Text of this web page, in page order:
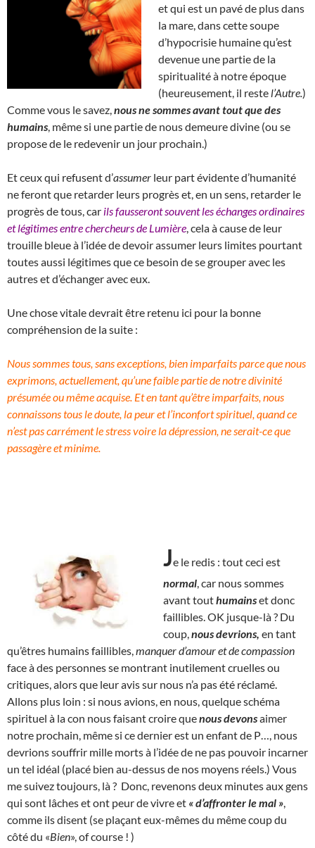
et qui est un pavé de plus dans
la mare, dans cette soupe
d’hypocrisie humaine qu’est
devenue une partie de la
spiritualité à notre époque
(heureusement, il reste l’Autre.)
Comme vous le savez, nous ne sommes avant tout que des
humains , même si une partie de nous demeure divine (ou se
propose de le redevenir un jour prochain.)
Et ceux qui refusent d’assumer leur part évidente d’humanité
ne feront que retarder leurs progrès et, en un sens, retarder le
progrès de tous, car ils fausseront souvent les échanges ordinaires
et légitimes entre chercheurs de Lumière , cela à cause de leur
trouille bleue à l’idée de devoir assumer leurs limites pourtant
toutes aussi légitimes que ce besoin de se grouper avec les
autres et d’échanger avec eux.
Une chose vitale devrait être retenu ici pour la bonne
compréhension de la suite :
Nous sommes tous, sans exceptions, bien imparfaits parce que nous
exprimons, actuellement, qu’une faible partie de notre divinité
présumée ou même acquise. Et en tant qu’être imparfaits, nous
connaissons tous le doute, la peur et l’inconfort spirituel, quand ce
n’est pas carrément le stress voire la dépression, ne serait-ce que
passagère et minime.
Je le redis : tout ceci est
normal , car nous sommes
avant touthumainset donc
faillibles. OK jusque-là ? Du
coup, nous devrions, en tant
qu’êtres humains faillibles, manquer d’amour et de compassion
face à des personnes se montrant inutilement cruelles ou
critiques, alors que leur avis sur nous n’a pas été réclamé.
Allons plus loin : si nous avions, en nous, quelque schéma
spirituel à la con nous faisant croire quenous devonsaimer
notre prochain, même si ce dernier est un enfant de P…, nous
devrions souffrir mille morts à l’idée de ne pas pouvoir incarner
un tel idéal (placé bien au-dessus de nos moyens réels.) Vous
me suivez toujours, là ? Donc, revenons deux minutes aux gens
qui sont lâches et ont peur de vivre et « d’affronter le mal »
comme ils disent (se plaçant eux-mêmes du même coup du
côté du «Bien», of course ! )